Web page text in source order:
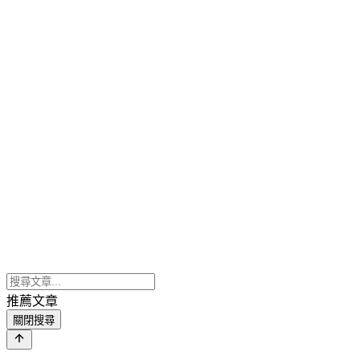
推薦文章
關閉搜尋